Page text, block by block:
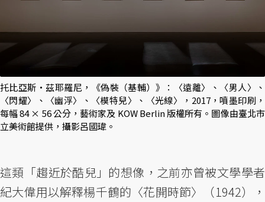
托比亞斯・茲耶羅尼，《偽裝（基輔）》：〈遠離〉、〈男人〉、
〈閃耀〉、〈幽浮〉、〈模特兒〉、〈光線〉，2017，噴墨印刷，
每幅 84 × 56 公分，藝術家及 KOW Berlin 版權所有。圖像由臺北市
立美術館提供，攝影呂國瑋。
這類「趨近於酷兒」的想像，之前亦曾被文學學者
紀大偉用以解釋楊千鶴的〈花開時節〉（1942），